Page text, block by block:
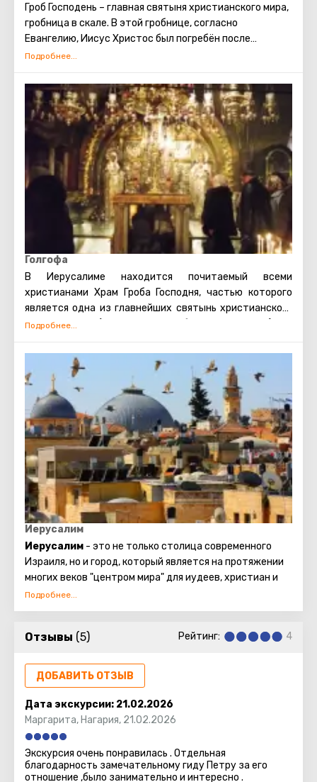
Масличной горе доставит массу удовольствия и
оставит незабываемые эмоции.
Гроб Господень – главная святыня христианского мира,
гробница в скале. В этой гробнице, согласно
Евангелию, Иисус Христос был погребён после
распятия и на третий день воскрес.
Голгофа
В Иерусалиме находится почитаемый всеми
христианами Храм Гроба Господня, частью которого
является одна из главнейших святынь христианского
мира – Голгофа (гора, на которой был распят Иисус).
ступеньки – по ним можно проследовать к Голгофе. Это
святое место окружено свечами и лампадами. Под
алтарём православного придела, расположенного на
Голгофе, есть углубление, отмеченное серебряным
кругом. Опустив в него руку, можно прикоснуться к
месту, где стоял крест, на котором был распят Иисус.
Верующие из разных стран приезжают в Иерусалим,
чтобы посетить важнейшую достопримечательность
– Храм Гроба Господня и дотронуться до Голгофы.
Иерусалим
Иерусалим - это не только столица современного
Израиля, но и город, который является на протяжении
многих веков "центром мира" для иудеев, христиан и
мусульман.
с ним, потому что только Иерусалим обладает таким
Отзывы (5) Рейтинг: 4
ДОБАВИТЬ ОТЗЫВ
Дата экскурсии: 21.02.2026
Маргарита,Нагария, 21.02.2026
Экскурсия очень понравилась . Отдельная
благодарность замечательному гиду Петру за его
отношение ,было занимательно и интересно .